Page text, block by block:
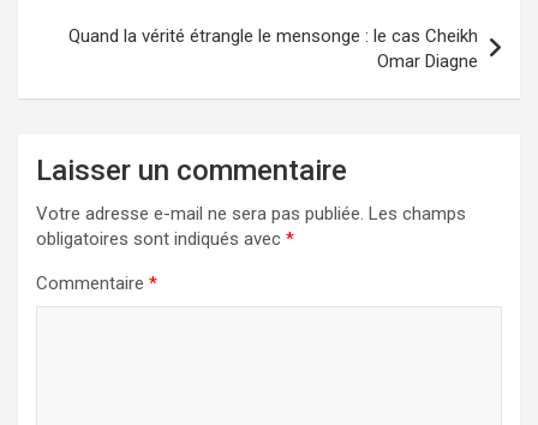
Quand la vérité étrangle le mensonge : le cas Cheikh
Omar Diagne
Laisser un commentaire
Votre adresse e-mail ne sera pas publiée. Les champs
obligatoires sont indiqués avec *
Commentaire *